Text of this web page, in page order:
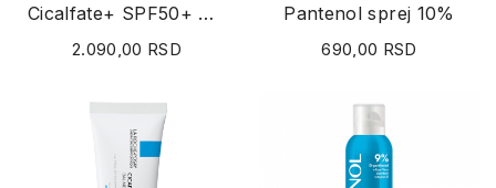
Cicalfate+ SPF50+ Multi-Protective Skin Repair...
2.090,00 RSD
Pantenol sprej 10%
690,00 RSD